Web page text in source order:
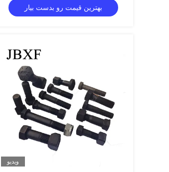
بهترین قیمت رو بدست بیار
ویدیو